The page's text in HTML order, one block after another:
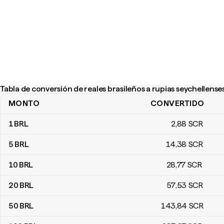
Tabla de conversión de reales brasileños a rupias
Tabla de conversión de reales brasileños a rupias seychellenses
MONTO CONVERTIDO
1BRL 2,88 SCR
5 BRL 14,38 SCR
10 BRL 28,77 SCR
20 BRL 57,53 SCR
50 BRL 143,84 SCR